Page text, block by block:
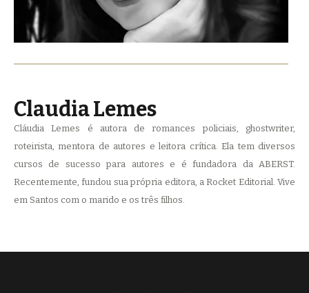
Claudia Lemes
Cláudia Lemes é autora de romances policiais, ghostwriter,
roteirista, mentora de autores e leitora crítica. Ela tem diversos
cursos de sucesso para autores e é fundadora da ABERST.
Recentemente, fundou sua própria editora, a Rocket Editorial. Vive
em Santos com o marido e os três filhos.